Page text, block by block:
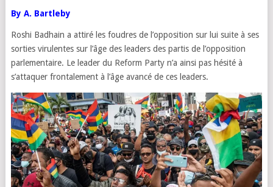
By A. Bartleby
Roshi Badhain a attiré les foudres de l’opposition sur lui suite à ses
sorties virulentes sur l’âge des leaders des partis de l’opposition
parlementaire. Le leader du Reform Party n’a ainsi pas hésité à
s’attaquer frontalement à l’âge avancé de ces leaders.